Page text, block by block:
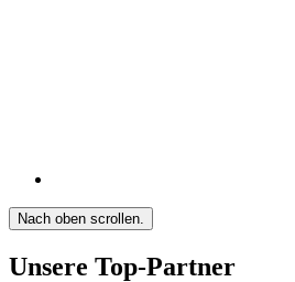
Nach oben scrollen.
Unsere Top-Partner